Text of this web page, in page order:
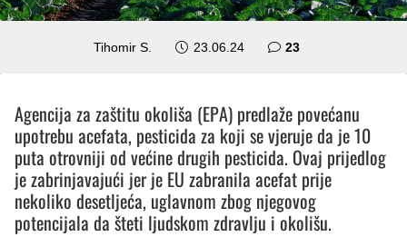
Tihomir S. 23.06.24 23komentara
Agencija za zaštitu okoliša (EPA) predlaže povećanu
upotrebu acefata, pesticida za koji se vjeruje da je 10
puta otrovniji od većine drugih pesticida. Ovaj prijedlog
je zabrinjavajući jer je EU zabranila acefat prije
nekoliko desetljeća, uglavnom zbog njegovog
potencijala da šteti ljudskom zdravlju i okolišu.